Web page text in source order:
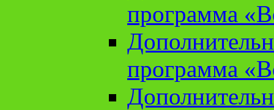
программа
программа